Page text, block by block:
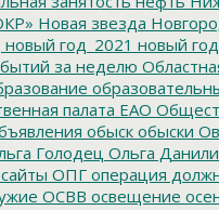
Новая звезда
новый год_2021 новый
за неделю
палата ЕАО
обыск обыски
Голодец Ольга
ОПГ операция
ОСВВ освещение